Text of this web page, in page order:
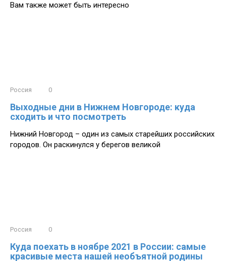
Вам также может быть интересно
Россия 0
Выходные дни в Нижнем Новгороде: куда
сходить и что посмотреть
Нижний Новгород – один из самых старейших российских
городов. Он раскинулся у берегов великой
Россия 0
Куда поехать в ноябре 2021 в России: самые
красивые места нашей необъятной родины